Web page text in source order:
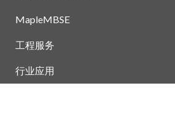
MapleMBSE
工程服务
行业应用